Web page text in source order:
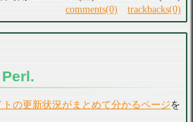
comments(0)
trackbacks(0)
の更新状況がまとめて分かるページを